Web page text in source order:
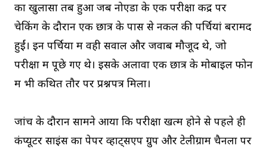
का खुलासा तब हुआ जब नोएडा के एक परीक्षा केंद्र पर
चेकिंग के दौरान एक छात्र के पास से नकल की पर्चियां बरामद
हुईं। इन पर्चियों में वही सवाल और जवाब मौजूद थे, जो
परीक्षा में पूछे गए थे। इसके अलावा एक छात्र के मोबाइल फोन
में भी कथित तौर पर प्रश्नपत्र मिला।
जांच के दौरान सामने आया कि परीक्षा खत्म होने से पहले ही
कंप्यूटर साइंस का पेपर व्हाट्सएप ग्रुप और टेलीग्राम चैनलों पर